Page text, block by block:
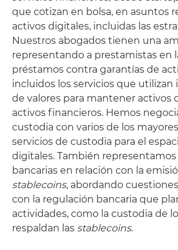
que cotizan en bolsa, en asuntos
activos digitales, incluidas las
Nuestros abogados tienen una
representando a prestamistas en
préstamos contra garantías de
incluidos los servicios que
de valores para mantener activos
activos financieros. Hemos
custodia con varios de los
servicios de custodia para el
digitales. También
bancarias en relación con la
stablecoins, abordando
con la regulación bancaria que
actividades, como la custodia de
respaldan las stablecoins.